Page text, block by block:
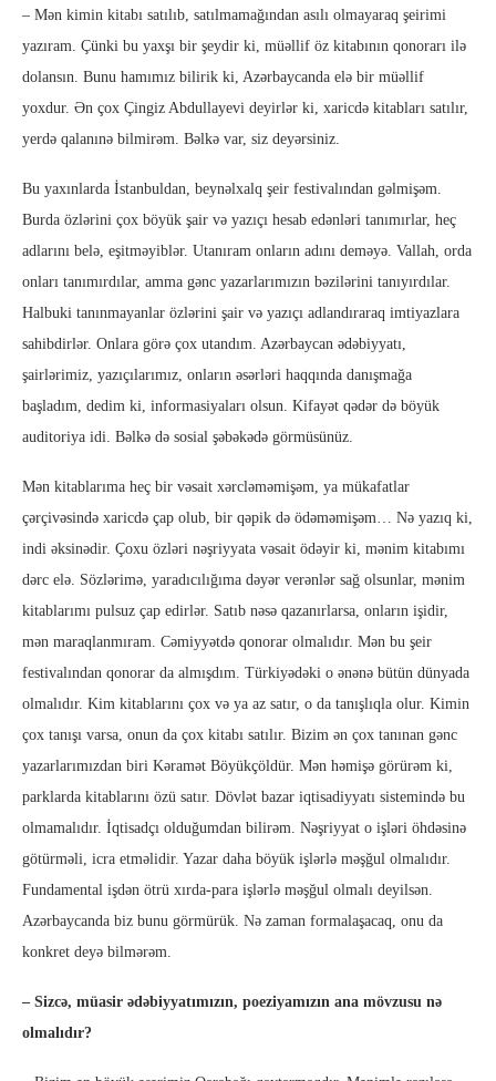
– Mən kimin kitabı satılıb, satılmamağından asılı olmayaraq şeirimi
yazıram. Çünki bu yaxşı bir şeydir ki, müəllif öz kitabının qonorarı ilə
dolansın. Bunu hamımız bilirik ki, Azərbaycanda elə bir müəllif
yoxdur. Ən çox Çingiz Abdullayevi deyirlər ki, xaricdə kitabları satılır,
yerdə qalanınə bilmirəm. Bəlkə var, siz deyərsiniz.
Bu yaxınlarda İstanbuldan, beynəlxalq şeir festivalından gəlmişəm.
Burda özlərini çox böyük şair və yazıçı hesab edənləri tanımırlar, heç
adlarını belə, eşitməyiblər. Utanıram onların adını deməyə. Vallah, orda
onları tanımırdılar, amma gənc yazarlarımızın bəzilərini tanıyırdılar.
Halbuki tanınmayanlar özlərini şair və yazıçı adlandıraraq imtiyazlara
sahibdirlər. Onlara görə çox utandım. Azərbaycan ədəbiyyatı,
şairlərimiz, yazıçılarımız, onların əsərləri haqqında danışmağa
başladım, dedim ki, informasiyaları olsun. Kifayət qədər də böyük
auditoriya idi. Bəlkə də sosial şəbəkədə görmüsünüz.
Mən kitablarıma heç bir vəsait xərcləməmişəm, ya mükafatlar
çərçivəsində xaricdə çap olub, bir qəpik də ödəməmişəm… Nə yazıq ki,
indi əksinədir. Çoxu özləri nəşriyyata vəsait ödəyir ki, mənim kitabımı
dərc elə. Sözlərimə, yaradıcılığıma dəyər verənlər sağ olsunlar, mənim
kitablarımı pulsuz çap edirlər. Satıb nəsə qazanırlarsa, onların işidir,
mən maraqlanmıram. Cəmiyyətdə qonorar olmalıdır. Mən bu şeir
festivalından qonorar da almışdım. Türkiyədəki o ənənə bütün dünyada
olmalıdır. Kim kitablarını çox və ya az satır, o da tanışlıqla olur. Kimin
çox tanışı varsa, onun da çox kitabı satılır. Bizim ən çox tanınan gənc
yazarlarımızdan biri Kəramət Böyükçöldür. Mən həmişə görürəm ki,
parklarda kitablarını özü satır. Dövlət bazar iqtisadiyyatı sistemində bu
olmamalıdır. İqtisadçı olduğumdan bilirəm. Nəşriyyat o işləri öhdəsinə
götürməli, icra etməlidir. Yazar daha böyük işlərlə məşğul olmalıdır.
Fundamental işdən ötrü xırda-para işlərlə məşğul olmalı deyilsən.
Azərbaycanda biz bunu görmürük. Nə zaman formalaşacaq, onu da
konkret deyə bilmərəm.
– Sizcə, müasir ədəbiyyatımızın, poeziyamızın ana mövzusu nə
olmalıdır?